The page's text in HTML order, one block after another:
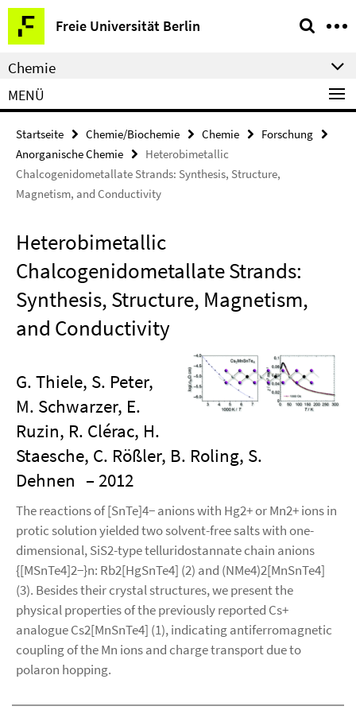
Springe
direkt
zu
Inhalt
Freie Universität Berlin
Service-
Navigation
Chemie
MENÜ
Startseite Chemie/Biochemie Chemie
Forschung
Anorganische Chemie
Heterobimetallic
Chalcogenidometallate Strands: Synthesis, Structure,
Magnetism, and Conductivity
Heterobimetallic
Chalcogenidometallate Strands:
Synthesis, Structure, Magnetism,
and Conductivity
G. Thiele, S. Peter,
M. Schwarzer, E.
Ruzin, R. Clérac, H.
Staesche, C. Rößler, B. Roling, S.
Dehnen – 2012
The reactions of [SnTe]4− anions with Hg2+ or Mn2+ ions in
protic solution yielded two solvent-free salts with one-
dimensional, SiS2-type telluridostannate chain anions
{[MSnTe4]2−}n: Rb2[HgSnTe4] (2) and (NMe4)2[MnSnTe4]
(3). Besides their crystal structures, we present the
physical properties of the previously reported Cs+
analogue Cs2[MnSnTe4] (1), indicating antiferromagnetic
coupling of the Mn ions and charge transport due to
polaron hopping.